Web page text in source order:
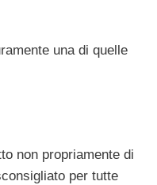
una di quelle
non propriamente di
per tutte